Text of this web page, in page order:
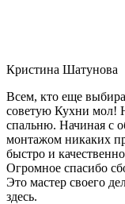
Кристина Шатунова
Всем, кто еще
советую Кухни мол!
спальню. Начиная с
монтажом никаких
быстро и
Огромное спасибо
Это мастер своего
здесь.